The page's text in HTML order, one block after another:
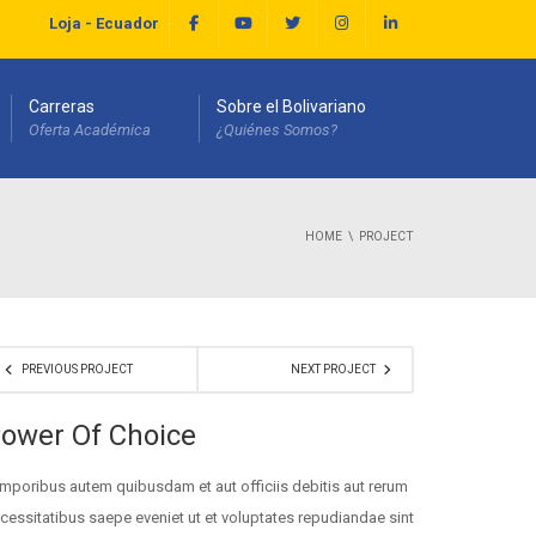
Loja - Ecuador
Carreras
Oferta Académica
Sobre el Bolivariano
¿Quiénes Somos?
HOME PROJECT
PREVIOUS PROJECT NEXT PROJECT
Of Choice
autem quibusdam et aut officiis debitis aut rerum
saepe eveniet ut et voluptates repudiandae sint